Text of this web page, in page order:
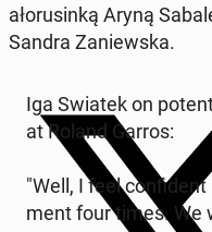
ałorusinką Aryną
Sandra Zaniews­ka.
Iga Swiatek on
at Roland Garros:
"Well, I feel
ment four times. We